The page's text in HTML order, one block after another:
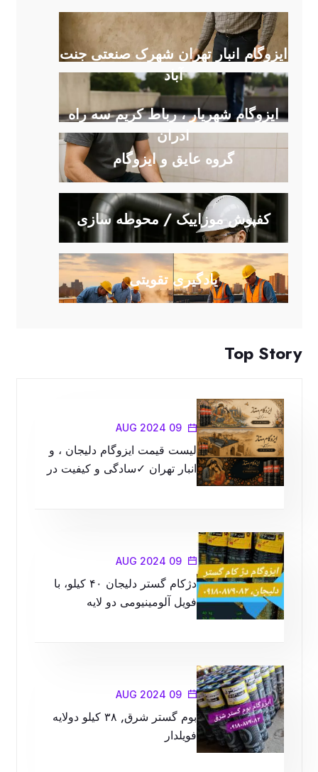
ایزوگام انبار تهران شهرک صنعتی جنت
آباد
ایزوگام شهریار ، رباط کریم سه راه
ادران
گروه عایق و ایزوگام
کفپوش موزاییک / محوطه سازی
یادگیری تقویتی
Top Story
09 AUG 2024
لیست قیمت ایزوگام دلیجان ، و
انبار تهران ✓سادگی و کیفیت در
09 AUG 2024
دژکام گستر دلیجان ۴۰ کیلو، با
فویل آلومینیومی دو لایه
09 AUG 2024
بوم گستر شرق, ۳۸ کیلو دولایه
فویلدار